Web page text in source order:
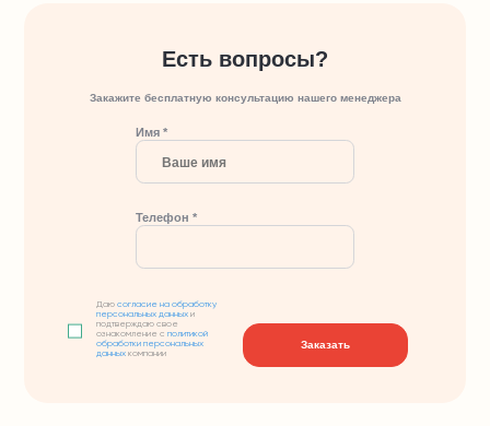
Есть вопросы?
Закажите бесплатную консультацию нашего менеджера
Имя *
Телефон *
Даюсогласие на обработку
персональных данных и
подтверждаю свое
ознакомление сполитикой
обработки персональных
данных компании
Заказать